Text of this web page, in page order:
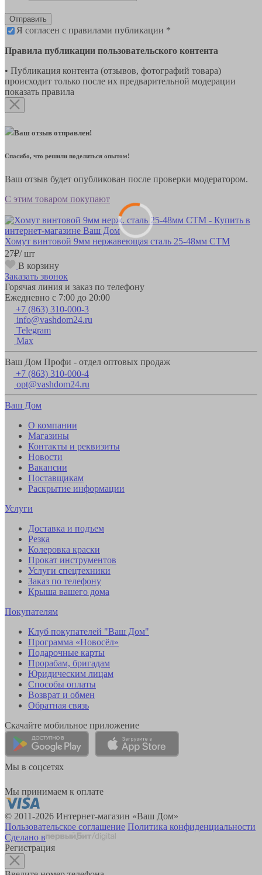
Отправить
Я согласен с правилами публикации *
Правила публикации пользовательского контента
• Публикация контента (отзывов, фотографий товара)
происходит только после их предварительной модерации
показать правила
Ваш отзыв отправлен!
Спасибо, что решили поделиться опытом!
Ваш отзыв будет опубликован после проверки модератором.
С этим товаром покупают
Хомут винтовой 9мм нержавеющая сталь 25-48мм СТМ
27₽/ шт
В корзину
Заказать звонок
Горячая линия и заказ по телефону
Ежедневно с 7:00 до 20:00
+7 (863) 310-000-3
info@vashdom24.ru
Telegram
Max
Ваш Дом Профи - отдел оптовых продаж
+7 (863) 310-000-4
opt@vashdom24.ru
Ваш Дом
О компании
Магазины
Контакты и реквизиты
Новости
Вакансии
Поставщикам
Раскрытие информации
Услуги
Доставка и подъем
Резка
Колеровка краски
Прокат инструментов
Услуги спецтехники
Заказ по телефону
Крыша вашего дома
Покупателям
Клуб покупателей "Ваш Дом"
Программа «Новосёл»
Подарочные карты
Прорабам, бригадам
Юридическим лицам
Способы оплаты
Возврат и обмен
Обратная связь
Скачайте мобильное приложение
Мы в соцсетях
Мы принимаем к оплате
© 2011-2026 Интернет-магазин «Ваш Дом»
Пользовательское соглашение Политика конфиденциальности
Сделано в
Регистрация